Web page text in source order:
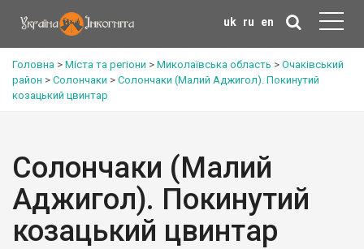
uk ru en
Головна > Міста та регіони > Миколаївська область > Очаківський
район > Солончаки > Солончаки (Малий Аджигол). Покинутий
козацький цвинтар
Солончаки (Малий
Аджигол). Покинутий
козацький цвинтар